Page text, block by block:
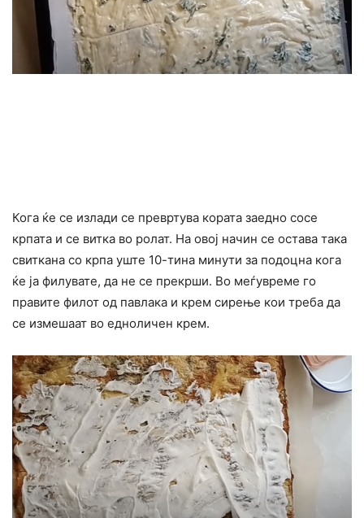
Кога ќе се излади се превртува кората заедно сосе
крпата и се витка во ролат. На овој начин се остава така
свиткана со крпа уште 10-тина минути за подоцна кога
ќе ја филувате, да не се прекрши. Во меѓувреме го
правите филот од павлака и крем сирење кои треба да
се измешаат во едноличен крем.